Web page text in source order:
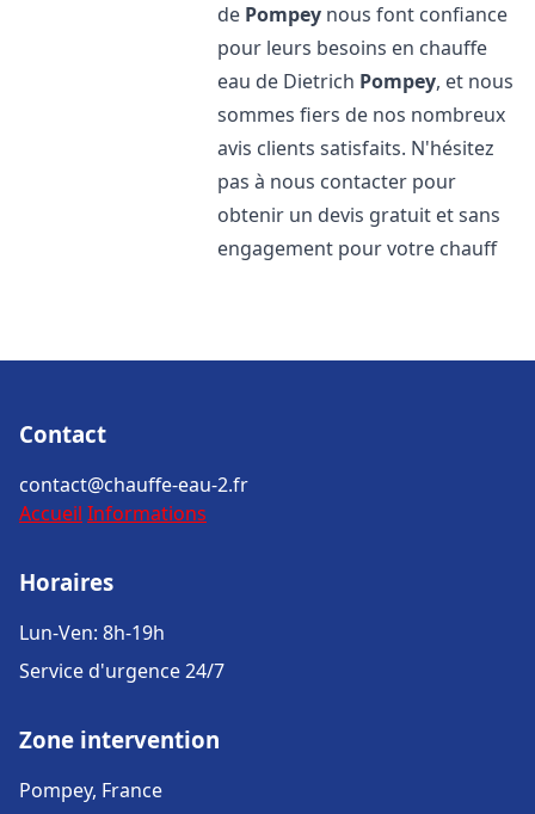
de Pompey nous font confiance
pour leurs besoins en chauffe
eau de Dietrich Pompey, et nous
sommes fiers de nos nombreux
avis clients satisfaits. N'hésitez
pas à nous contacter pour
obtenir un devis gratuit et sans
engagement pour votre chauff
Contact
contact@chauffe-eau-2.fr
Accueil Informations
Horaires
Lun-Ven: 8h-19h
Service d'urgence 24/7
Zone intervention
Pompey, France